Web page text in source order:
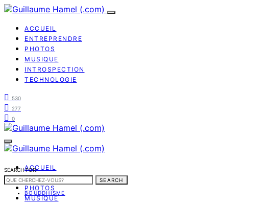
ACCUEIL
ENTREPRENDRE
PHOTOS
MUSIQUE
INTROSPECTION
TECHNOLOGIE
530
277
0
ACCUEIL
ENTREPRENDRE
PHOTOS
MUSIQUE
SEARCH FOR:
SEARCH
BOUDDHISME